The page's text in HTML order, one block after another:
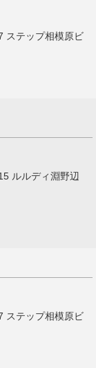
ステップ相模原ビ
ルルディ淵野辺
ステップ相模原ビ